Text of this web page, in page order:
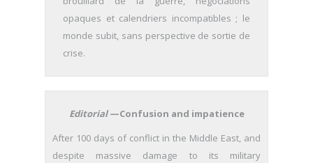
opaques et calendriers incompatibles ; le
monde subit, sans perspective de sortie de
crise.
Editorial—Confusion and impatience
After 100 days of conflict in the Middle East, and
despite massive damage to its military